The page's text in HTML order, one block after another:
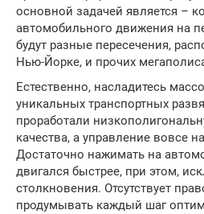
основной задачей является –
автомобильного движения на
будут разные пересечения,
Нью-Йорке, и прочих
Естественно, насладитесь
уникальных транспортных
проработали
качества, а управление вовсе
Достаточно нажимать на
двигался быстрее, при этом,
столкновения. Отсутствует
продумывать каждый шаг